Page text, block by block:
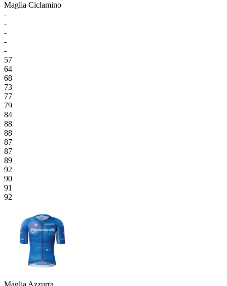
Maglia Ciclamino
-
-
-
-
-
57
64
68
73
77
79
84
88
88
87
87
89
92
90
91
92